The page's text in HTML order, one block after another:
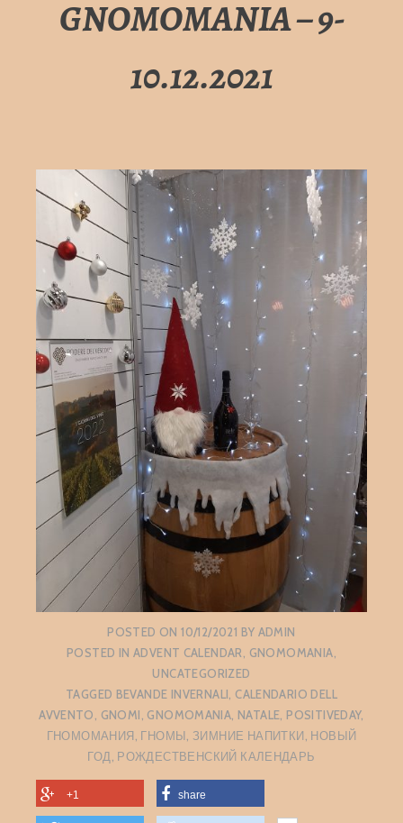
GNOMOMANIA – 9-
10.12.2021
POSTED ON10/12/2021 BY ADMIN
POSTED IN ADVENT CALENDAR GNOMOMANIA
UNCATEGORIZED
TAGGED BEVANDE INVERNALI CALENDARIO DELL
AVVENTO
GNOMI GNOMOMANIA NATALE POSITIVEDAY,
ГНОМОМАНИЯ ГНОМЫ ЗИМНИЕ НАПИТКИ НОВЫЙ
ГОД РОЖДЕСТВЕНСКИЙ КАЛЕНДАРЬ
+1 share